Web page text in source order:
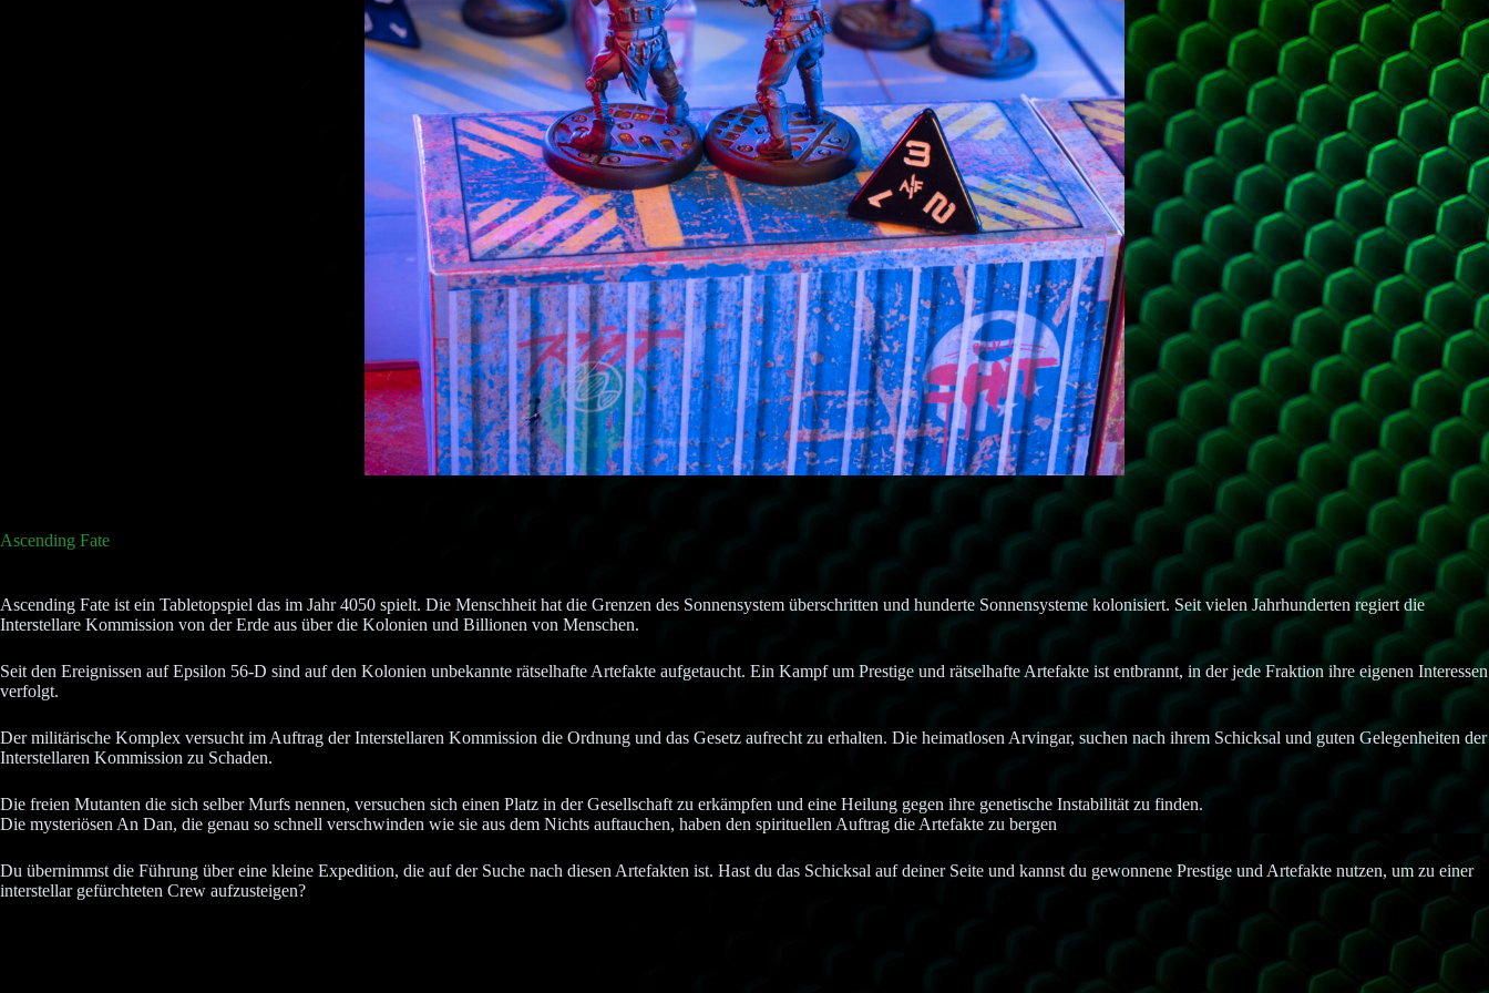
Ascending Fate
Ascending Fate ist ein Tabletopspiel das im Jahr 4050 spielt. Die Menschheit hat die Grenzen des Sonnensystem überschritten und hunderte Sonnensysteme kolonisiert. Seit vielen Jahrhunderten regiert die
Interstellare Kommission von der Erde aus über die Kolonien und Billionen von Menschen.
Seit den Ereignissen auf Epsilon 56-D sind auf den Kolonien unbekannte rätselhafte Artefakte aufgetaucht. Ein Kampf um Prestige und rätselhafte Artefakte ist entbrannt, in der jede Fraktion ihre eigenen Interessen
verfolgt.
Der militärische Komplex versucht im Auftrag der Interstellaren Kommission die Ordnung und das Gesetz aufrecht zu erhalten. Die heimatlosen Arvingar, suchen nach ihrem Schicksal und guten Gelegenheiten der
Interstellaren Kommission zu Schaden.
Die freien Mutanten die sich selber Murfs nennen, versuchen sich einen Platz in der Gesellschaft zu erkämpfen und eine Heilung gegen ihre genetische Instabilität zu finden.
Die mysteriösen An Dan, die genau so schnell verschwinden wie sie aus dem Nichts auftauchen, haben den spirituellen Auftrag die Artefakte zu bergen
Du übernimmst die Führung über eine kleine Expedition, die auf der Suche nach diesen Artefakten ist. Hast du das Schicksal auf deiner Seite und kannst du gewonnene Prestige und Artefakte nutzen, um zu einer
interstellar gefürchteten Crew aufzusteigen?